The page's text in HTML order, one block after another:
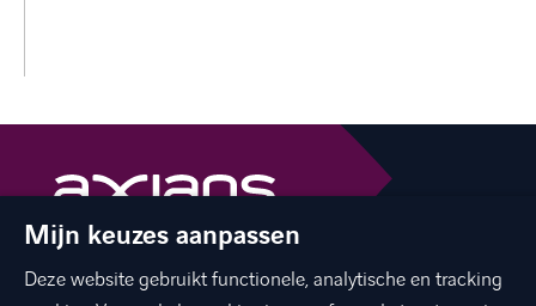
The best of ICT with a human touch
Mijn keuzes aanpassen
Deze website gebruikt functionele, analytische en tracking